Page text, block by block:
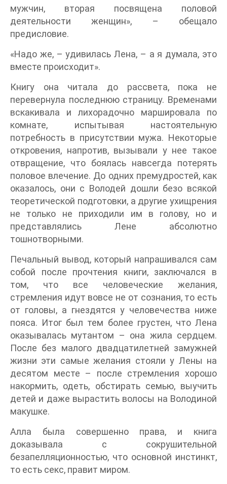
мужчин, вторая посвящена половой
деятельности женщин», – обещало
предисловие.
«Надо же, – удивилась Лена, – а я думала, это
вместе происходит».
Книгу она читала до рассвета, пока не
перевернула последнюю страницу. Временами
вскакивала и лихорадочно маршировала по
комнате, испытывая настоятельную
потребность в присутствии мужа. Некоторые
откровения, напротив, вызывали у нее такое
отвращение, что боялась навсегда потерять
половое влечение. До одних премудростей, как
оказалось, они с Володей дошли безо всякой
теоретической подготовки, а другие ухищрения
не только не приходили им в голову, но и
представлялись Лене абсолютно
тошнотворными.
Печальный вывод, который напрашивался сам
собой после прочтения книги, заключался в
том, что все человеческие желания,
стремления идут вовсе не от сознания, то есть
от головы, а гнездятся у человечества ниже
пояса. Итог был тем более грустен, что Лена
оказывалась мутантом – она жила сердцем.
После без малого двадцатилетней замужней
жизни эти самые желания стояли у Лены на
десятом месте – после стремления хорошо
накормить, одеть, обстирать семью, выучить
детей и даже вырастить волосы на Володиной
макушке.
Алла была совершенно права, и книга
доказывала с сокрушительной
безапелляционностью, что основной инстинкт,
то есть секс, правит миром.